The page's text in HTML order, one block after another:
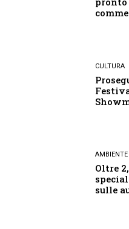
CULTURA
AMBIENTE
Oltre
sulle